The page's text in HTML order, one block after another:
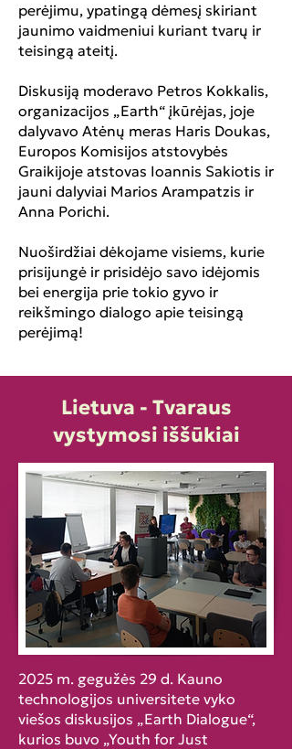
perėjimu, ypatingą dėmesį skiriant
jaunimo vaidmeniui kuriant tvarų ir
teisingą ateitį.
Diskusiją moderavo Petros Kokkalis,
organizacijos „Earth“ įkūrėjas, joje
dalyvavo Atėnų meras Haris Doukas,
Europos Komisijos atstovybės
Graikijoje atstovas Ioannis Sakiotis ir
jauni dalyviai Marios Arampatzis ir
Anna Porichi.
Nuoširdžiai dėkojame visiems, kurie
prisijungė ir prisidėjo savo idėjomis
bei energija prie tokio gyvo ir
reikšmingo dialogo apie teisingą
perėjimą!
Lietuva - Tvaraus
vystymosi iššūkiai
2025 m. gegužės 29 d. Kauno
technologijos universitete vyko
viešos diskusijos „Earth Dialogue“,
kurios buvo „Youth for Just